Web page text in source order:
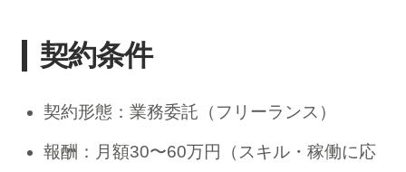
契約条件
契約形態：業務委託（フリーランス）
報酬：月額30〜60万円（スキル・稼働に応